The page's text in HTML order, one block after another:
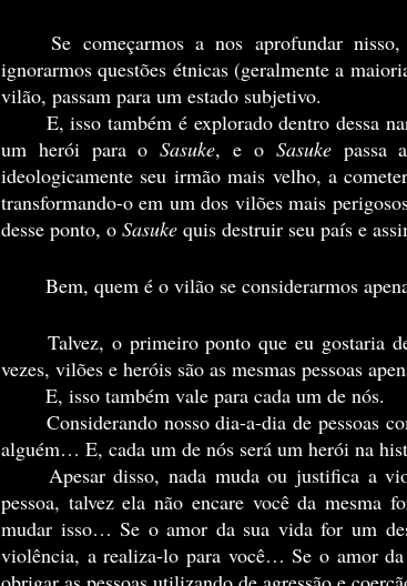
	Se começarmos a nos aprofundar nisso, começamos a perceber que, de certa forma ao
ignorarmos questões étnicas (geralmente a
vilão, passam para um estado subjetivo.
E, isso também é explorado dentro dessa
um herói para o Sasuke, e o Sasuke passa
ideologicamente seu irmão mais velho, a
transformando-o em um dos vilões mais
desse ponto, o Sasuke quis destruir seu país e
Bem, quem é o vilão se considerarmos
vezes, vilões e heróis são as mesmas pessoas
	E, isso também vale para cada um de nós.
alguém… E, cada um de nós será um herói na
pessoa, talvez ela não encare você da mesma
mudar isso… Se o amor da sua vida for um
violência, a realiza-lo para você… Se o amor